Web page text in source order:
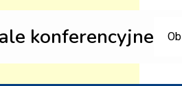
konferencyjne